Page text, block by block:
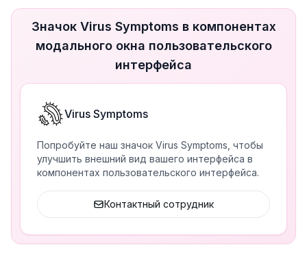
Значок Virus Symptoms в компонентах
модального окна пользовательского
интерфейса
Virus Symptoms
Попробуйте наш значок Virus Symptoms, чтобы
улучшить внешний вид вашего интерфейса в
компонентах пользовательского интерфейса.
Контактный сотрудник